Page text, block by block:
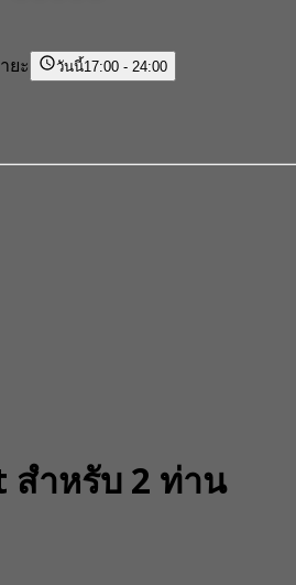
ยะ วันนี้17:00 - 24:00
สำหรับ 2 ท่าน